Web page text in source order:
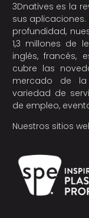
3Dnatives es la
sus
profundidad,
1,3 millones de
inglés, francés,
cubre las
mercado de
variedad de
de empleo,
Nuestros sitios